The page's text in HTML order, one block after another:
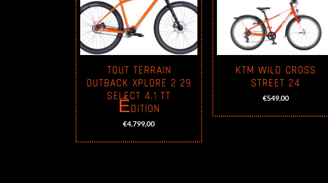
TOUT TERRAIN
OUTBACK XPLORE 2 29
SELECT 4.1 TT
ÉDITION
€4.799,00
KTM WILD CROSS
STREET 24
€549,00